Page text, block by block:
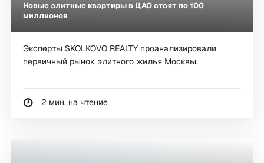
Новые элитные квартиры в ЦАО стоят по 100
миллионов
Эксперты SKOLKOVO REALTY проанализировали
первичный рынок элитного жилья Москвы.
2 мин. на чтение